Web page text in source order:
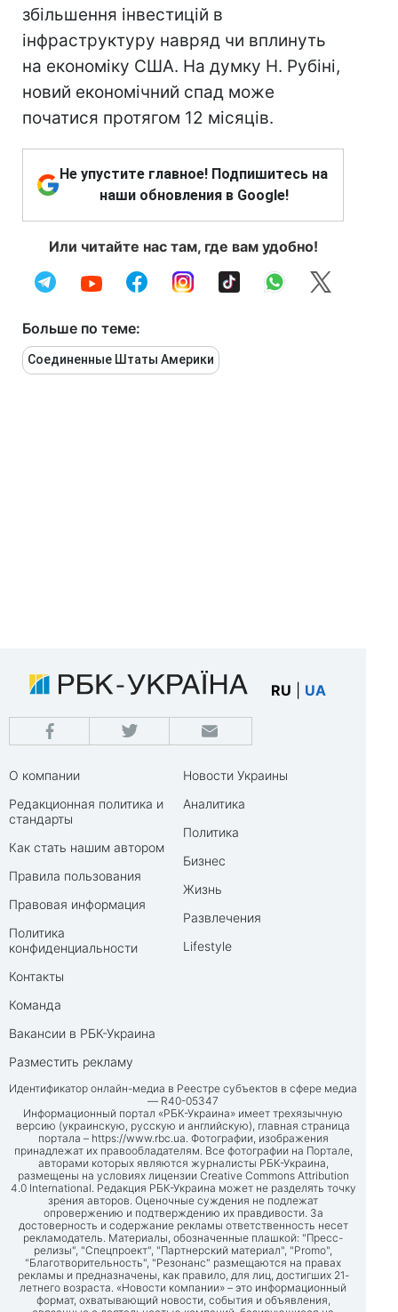
збільшення інвестицій в
інфраструктуру навряд чи вплинуть
на економіку США. На думку Н. Рубіні,
новий економічний спад може
початися протягом 12 місяців.
Не упустите главное! Подпишитесь на
наши обновления в Google!
Или читайте нас там, где вам удобно!
Больше по теме:
Соединенные Штаты Америки
RU UA
О компании
Редакционная политика и
стандарты
Как стать нашим автором
Правила пользования
Правовая информация
Политика
конфиденциальности
Контакты
Команда
Вакансии в РБК-Украина
Разместить рекламу
Новости Украины
Аналитика
Политика
Бизнес
Жизнь
Развлечения
Lifestyle
Идентификатор онлайн-медиа в Реестре субъектов в сфере медиа
— R40-05347
Информационный портал «РБК-Украина» имеет трехязычную
версию (украинскую, русскую и английскую), главная страница
портала – https://www.rbc.ua. Фотографии, изображения
принадлежат их правообладателям. Все фотографии на Портале,
авторами которых являются журналисты РБК-Украина,
размещены на условиях лицензии Creative Commons Attribution
4.0 International. Редакция РБК-Украина может не разделять точку
зрения авторов. Оценочные суждения не подлежат
опровержению и подтверждению их правдивости. За
достоверность и содержание рекламы ответственность несет
рекламодатель. Материалы, обозначенные плашкой: "Пресс-
релизы", "Спецпроект", "Партнерский материал", "Promo",
"Благотворительность", "Резонанс" размещаются на правах
рекламы и предназначены, как правило, для лиц, достигших 21-
летнего возраста. «Новости компании» – это информационный
формат, охватывающий новости, события и объявления,